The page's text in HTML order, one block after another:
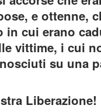
e ottenne,
in cui erano
vittime, i cui
su una
Liberazione!